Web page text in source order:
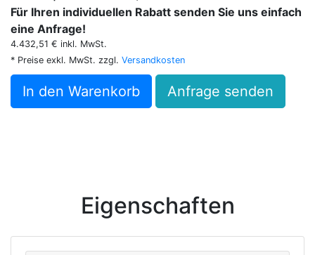
Für Ihren individuellen Rabatt senden Sie uns einfach
eine Anfrage!
4.432,51 € inkl. MwSt.
* Preise exkl. MwSt. zzgl. Versandkosten
In den Warenkorb Anfrage senden
Eigenschaften